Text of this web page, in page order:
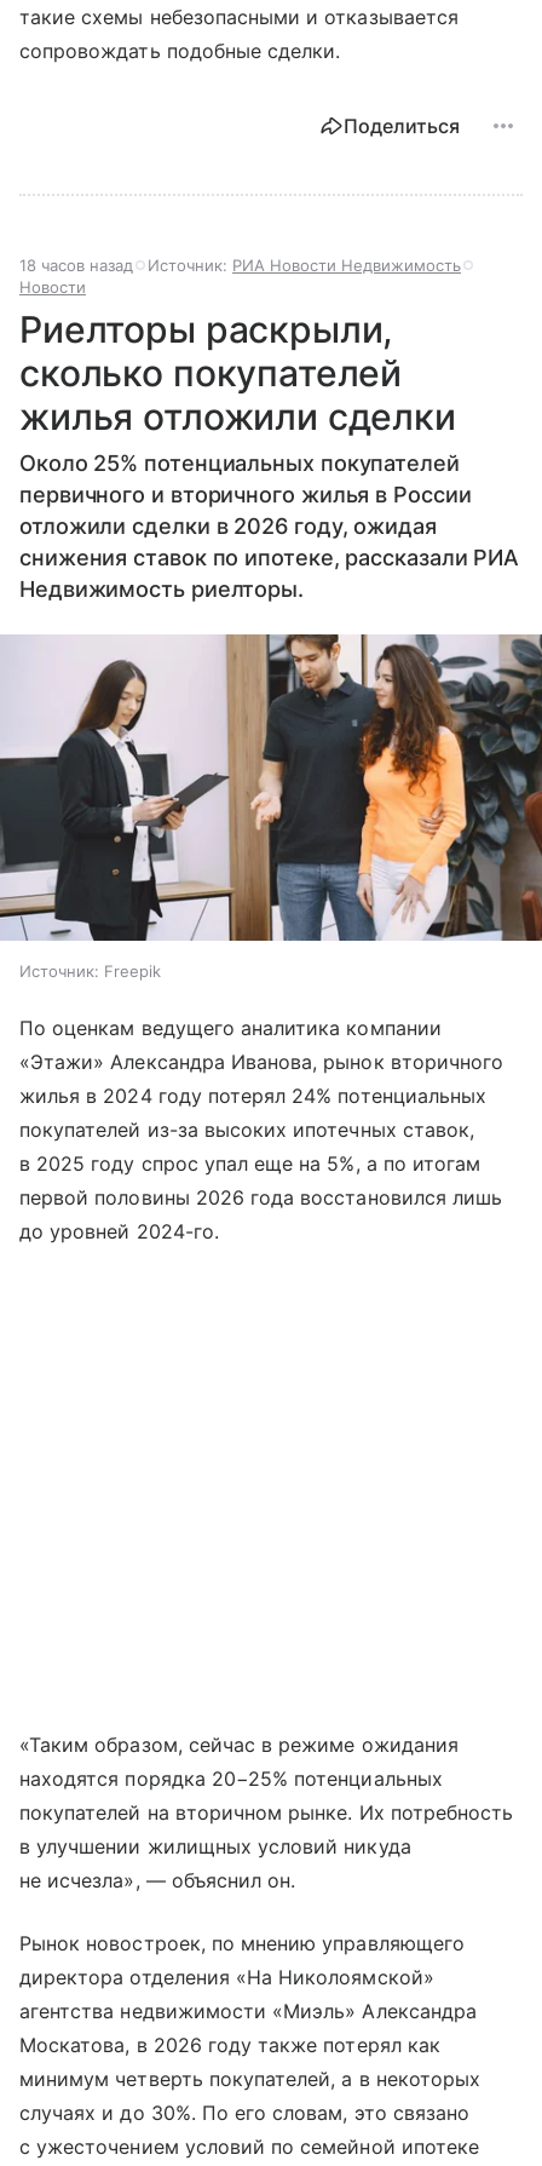
такие схемы небезопасными и отказывается
сопровождать подобные сделки.
Поделиться
18 часов назад Источник: РИА Новости Недвижимость
Новости
Риелторы раскрыли,
сколько покупателей
жилья отложили сделки
Около 25% потенциальных покупателей
первичного и вторичного жилья в России
отложили сделки в 2026 году, ожидая
снижения ставок по ипотеке, рассказали РИА
Недвижимость риелторы.
Источник: Freepik
По оценкам ведущего аналитика компании
«Этажи» Александра Иванова, рынок вторичного
жилья в 2024 году потерял 24% потенциальных
покупателей из-за высоких ипотечных ставок,
в 2025 году спрос упал еще на 5%, а по итогам
первой половины 2026 года восстановился лишь
до уровней 2024-го.
«Таким образом, сейчас в режиме ожидания
находятся порядка 20−25% потенциальных
покупателей на вторичном рынке. Их потребность
в улучшении жилищных условий никуда
не исчезла», — объяснил он.
Рынок новостроек, по мнению управляющего
директора отделения «На Николоямской»
агентства недвижимости «Миэль» Александра
Москатова, в 2026 году также потерял как
минимум четверть покупателей, а в некоторых
случаях и до 30%. По его словам, это связано
с ужесточением условий по семейной ипотеке